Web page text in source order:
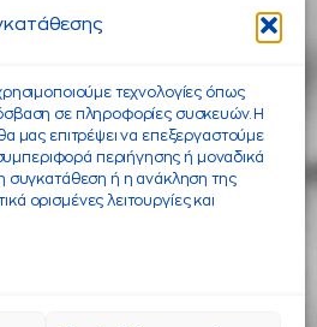
τεχνολογίες όπως
σε πληροφορίες συσκευών. Η
μας επιτρέψει να επεξεργαστούμε
περιήγησης ή μοναδικά
συγκατάθεση ή η ανάκληση της
ορισμένες λειτουργίες και